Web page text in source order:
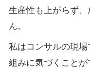
生産性も上がらず
ん。
私はコンサルの現
組みに気づくことが